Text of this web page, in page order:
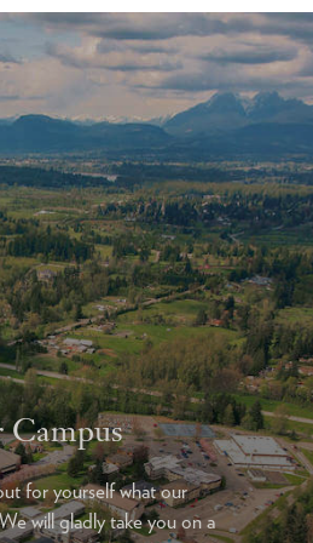
for yourself what our
will gladly take you on a